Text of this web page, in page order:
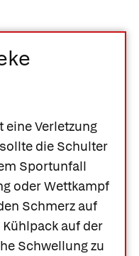
eine Verletzung
die Schulter
Sportunfall
oder Wettkampf
Schmerz auf
auf der
Schwellung zu